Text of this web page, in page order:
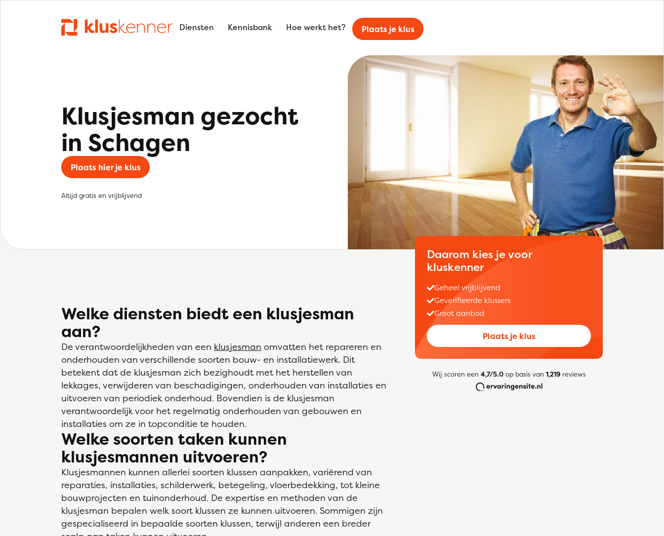
Diensten Kennisbank Hoe werkt het? Plaats je klus
Klusjesman gezocht
in Schagen
Plaats hier je klus
Altijd gratis en vrijblijvend
Welke diensten biedt een klusjesman
aan?
De verantwoordelijkheden van een klusjesman omvatten het repareren en
onderhouden van verschillende soorten bouw- en installatiewerk. Dit
betekent dat de klusjesman zich bezighoudt met het herstellen van
lekkages, verwijderen van beschadigingen, onderhouden van installaties en
uitvoeren van periodiek onderhoud. Bovendien is de klusjesman
verantwoordelijk voor het regelmatig onderhouden van gebouwen en
installaties om ze in topconditie te houden.
Welke soorten taken kunnen
klusjesmannen uitvoeren?
Klusjesmannen kunnen allerlei soorten klussen aanpakken, variërend van
reparaties, installaties, schilderwerk, betegeling, vloerbedekking, tot kleine
bouwprojecten en tuinonderhoud. De expertise en methoden van de
klusjesman bepalen welk soort klussen ze kunnen uitvoeren. Sommigen zijn
gespecialiseerd in bepaalde soorten klussen, terwijl anderen een breder
Daarom kies je voor
kluskenner
Geheel vrijblijvend
Geverifieerde klussers
Groot aanbod
Plaats je klus
Wij scoren een 4,7/5.0op basis van 1,219reviews